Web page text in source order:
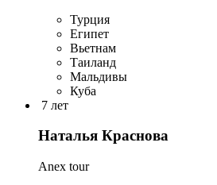
Турция
Египет
Вьетнам
Таиланд
Мальдивы
Куба
7 лет
Наталья Краснова
Anex tour